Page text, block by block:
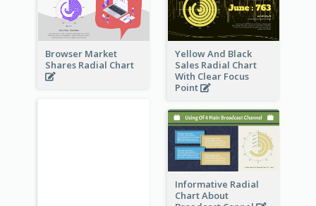
Browser Market
Shares Radial Chart
Yellow And Black
Sales Radial Chart
With Clear Focus
Point
Informative Radial
Chart About